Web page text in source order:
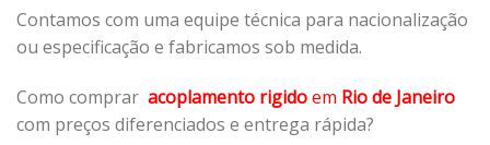
Contamos com uma equipe técnica para nacionalização
ou especificação e fabricamos sob medida.
Como comprar acoplamento rigidoem Rio de Janeiro
com preços diferenciados e entrega rápida?